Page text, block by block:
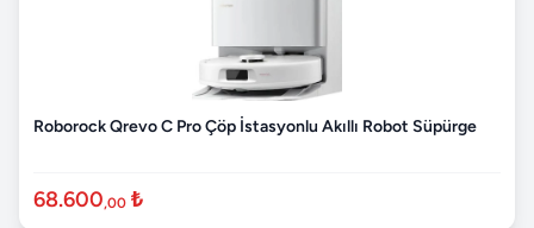
Roborock Qrevo C Pro Çöp İstasyonlu Akıllı Robot Süpürge
68.600,00 ₺